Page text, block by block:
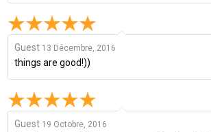
Guest 13 Décembre, 2016
things are good!))
Guest 19 Octobre, 2016